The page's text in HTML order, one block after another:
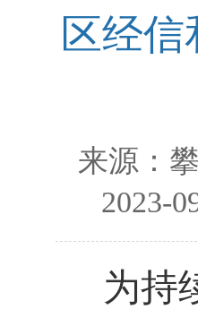
区经
来源：
2023-
为持